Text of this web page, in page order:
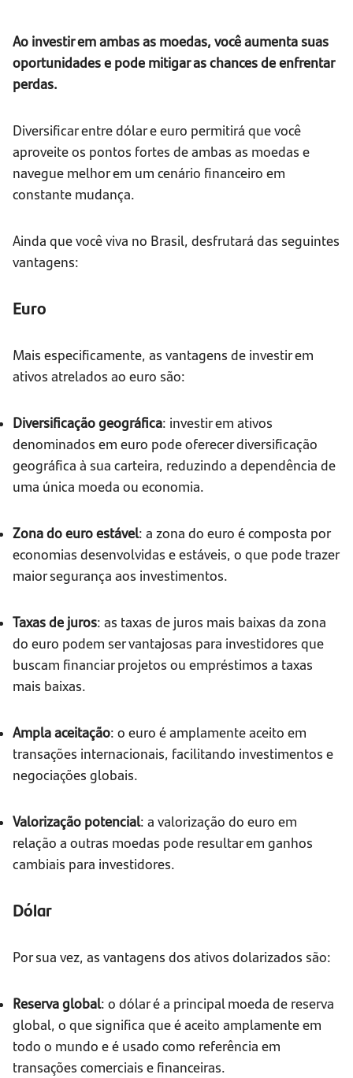
Ao investir em ambas as moedas, você aumenta suas
oportunidades e pode mitigar as chances de enfrentar
perdas.
Diversificar entre dólar e euro permitirá que você
aproveite os pontos fortes de ambas as moedas e
navegue melhor em um cenário financeiro em
constante mudança.
Ainda que você viva no Brasil, desfrutará das seguintes
vantagens:
Euro
Mais especificamente, as vantagens de investir em
ativos atrelados ao euro são:
Diversificação geográfica: investir em ativos
denominados em euro pode oferecer diversificação
geográfica à sua carteira, reduzindo a dependência de
uma única moeda ou economia.
Zona do euro estável: a zona do euro é composta por
economias desenvolvidas e estáveis, o que pode trazer
maior segurança aos investimentos.
Taxas de juros: as taxas de juros mais baixas da zona
do euro podem ser vantajosas para investidores que
buscam financiar projetos ou empréstimos a taxas
mais baixas.
Ampla aceitação: o euro é amplamente aceito em
transações internacionais, facilitando investimentos e
negociações globais.
Valorização potencial: a valorização do euro em
relação a outras moedas pode resultar em ganhos
cambiais para investidores.
Dólar
Por sua vez, as vantagens dos ativos dolarizados são:
Reserva global: o dólar é a principal moeda de reserva
global, o que significa que é aceito amplamente em
todo o mundo e é usado como referência em
transações comerciais e financeiras.